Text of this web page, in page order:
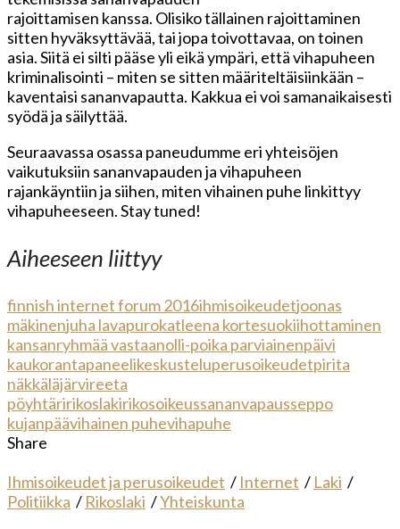
rajoittamisen kanssa. Olisiko tällainen rajoittaminen
sitten hyväksyttävää, tai jopa toivottavaa, on toinen
asia. Siitä ei silti pääse yli eikä ympäri, että vihapuheen
kriminalisointi – miten se sitten määriteltäisiinkään –
kaventaisi sananvapautta. Kakkua ei voi samanaikaisesti
syödä ja säilyttää.
Seuraavassa osassa paneudumme eri yhteisöjen
vaikutuksiin sananvapauden ja vihapuheen
rajankäyntiin ja siihen, miten vihainen puhe linkittyy
vihapuheeseen. Stay tuned!
Aiheeseen liittyy
finnish internet forum 2016ihmisoikeudetjoonas
mäkinenjuha lavapurokatleena kortesuokiihottaminen
kansanryhmää vastaanolli-poika parviainenpäivi
kaukorantapaneelikeskusteluperusoikeudetpirita
näkkäläjärvireeta
pöyhtäririkoslakirikosoikeussananvapausseppo
kujanpäävihainen puhevihapuhe
Share
Ihmisoikeudet ja perusoikeudet / Internet / Laki /
Politiikka / Rikoslaki /Yhteiskunta